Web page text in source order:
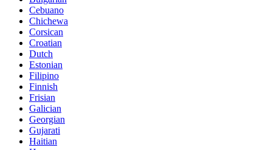
Cebuano
Chichewa
Corsican
Croatian
Dutch
Estonian
Filipino
Finnish
Frisian
Galician
Georgian
Gujarati
Haitian